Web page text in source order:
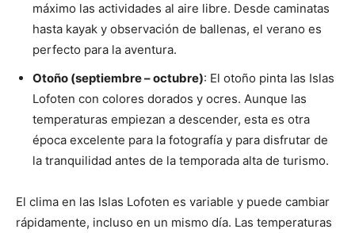
máximo las actividades al aire libre. Desde caminatas
hasta kayak y observación de ballenas, el verano es
perfecto para la aventura.
Otoño (septiembre – octubre): El otoño pinta las Islas
Lofoten con colores dorados y ocres. Aunque las
temperaturas empiezan a descender, esta es otra
época excelente para la fotografía y para disfrutar de
la tranquilidad antes de la temporada alta de turismo.
El clima en las Islas Lofoten es variable y puede cambiar
rápidamente, incluso en un mismo día. Las temperaturas